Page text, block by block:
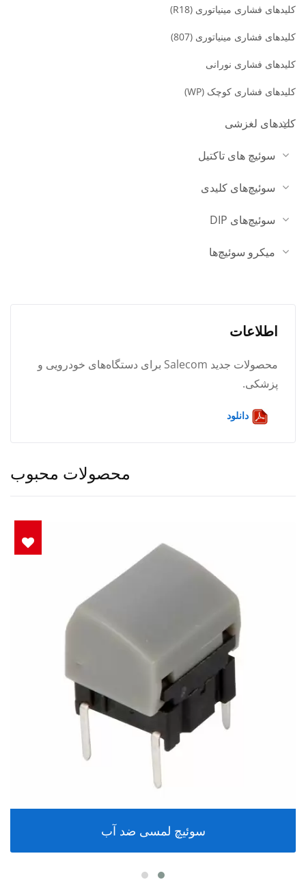
کلیدهای فشاری مینیاتوری (R18)
کلیدهای فشاری مینیاتوری (807)
کلیدهای فشاری نورانی
کلیدهای فشاری کوچک (WP)
کلیدهای لغزشی
سوئیچ های تاکتیل
سوئیچ‌های کلیدی
سوئیچ‌های DIP
میکرو سوئیچ‌ها
اطلاعات
محصولات جدید Salecom برای دستگاه‌های خودرویی و
پزشکی.
دانلود
محصولات محبوب
سوئیچ لمسی ضد آب